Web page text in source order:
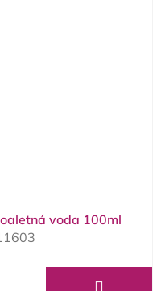
voda 100ml